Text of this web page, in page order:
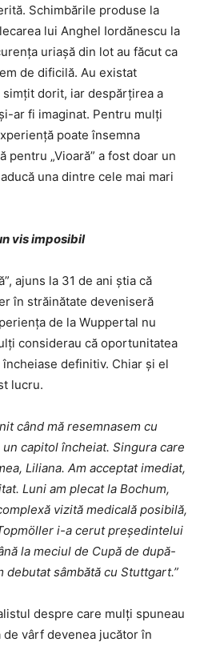
Schimbările produse la
lui Anghel Iordănescu la
uriașă din lot au făcut ca
de dificilă. Au existat
dorit, iar despărțirea a
ar fi imaginat. Pentru mulți
poate însemna
„Vioară” a fost doar un
una dintre cele mai mari
vis imposibil
ajuns la 31 de ani știa că
în străinătate deveniseră
de la Wuppertal nu
considerau că oportunitatea
definitiv. Chiar și el
lucru.
când mă resemnasem cu
capitol încheiat. Singura care
Liliana. Am acceptat imediat,
Luni am plecat la Bochum,
vizită medicală posibilă,
i-a cerut președintelui
la meciul de Cupă de după-
debutat sâmbătă cu Stuttgart.”
despre care mulți spuneau
vârf devenea jucător în